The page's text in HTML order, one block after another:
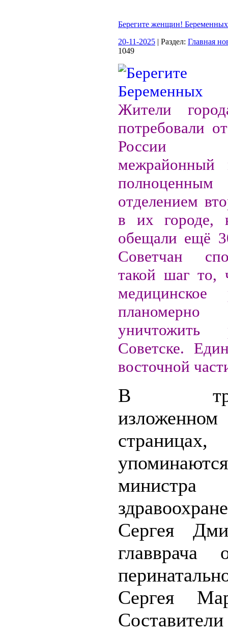
Берегите женщин! Беременных
20-11-2025 | Раздел: Главная
1049
Жители
потребовали
России
межрайонный
полноценным
отделением
в их городе,
обещали ещё
Советчан
такой шаг то,
медицинское
планомерно
Советске.
восточной
В
министра
Сергея
главврача
Сергея